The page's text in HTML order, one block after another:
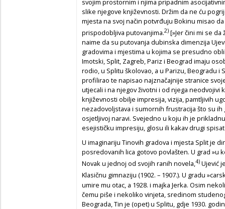
svojim prostornim i njima pripadnim
slike njegove književnosti. Držim da ne ću
mjesta na svoj način potvrđuju Bokinu misao
prispodobljiva putovanjima.2) [»Jer čini mi se
naime da su putovanja dubinska dimenzija
gradovima i mjestima u kojima se presudno
Imotski, Split, Zagreb, Pariz i Beograd imaju
rodio, u Splitu školovao, a u Parizu, Beogradu i
profilirao te napisao najznačajnije stranice
utjecali i na njegov životni i od njega neodvojivi
književnosti obilje impresija, vizija, pamtljivih
nezadovoljstava i sumornih frustracija što su ih
osjetljivoj naravi. Svejedno u koju ih je
esejističku impresiju, glosu ili kakav drugi
U imaginariju Tinovih gradova i mjesta Split je
posredovanih lica gotovo povlašten. U grad »u
Novak u jednoj od svojih ranih novela,4) Ujević
Klasičnu gimnaziju (1902. – 1907.). U gradu
umire mu otac, a 1928. i majka Jerka. Osim
čemu piše i nekoliko vinjeta, sredinom
Beograda, Tin je (opet) u Splitu, gdje 1930.